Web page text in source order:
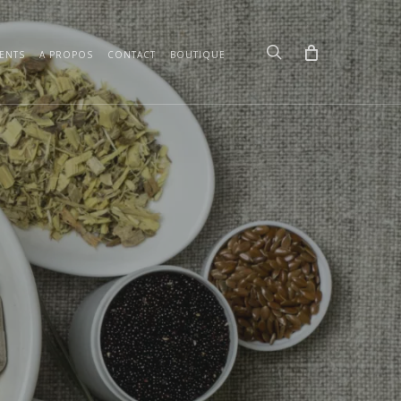
A PROPOS CONTACT BOUTIQUE search